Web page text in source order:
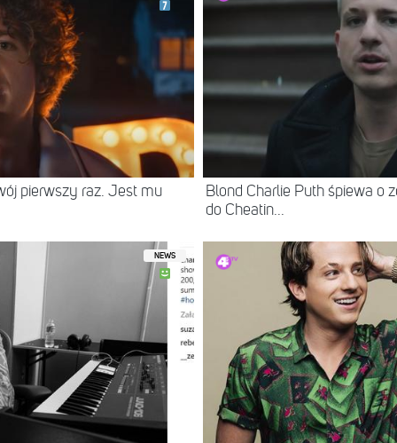
pierwszy raz. Jest mu
Blond Charlie Puth śpiewa o
do Cheatin...
NEWS